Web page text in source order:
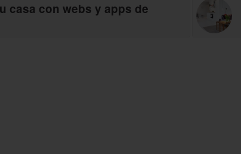
casa con webs y apps de